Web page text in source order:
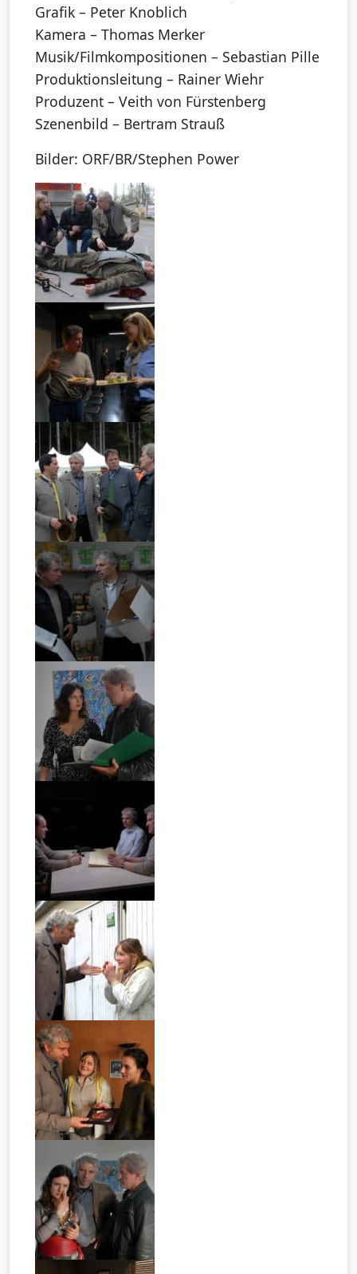
Grafik – Peter Knoblich
Kamera – Thomas Merker
Musik/Filmkompositionen – Sebastian Pille
Produktionsleitung – Rainer Wiehr
Produzent – Veith von Fürstenberg
Szenenbild – Bertram Strauß
Bilder: ORF/BR/Stephen Power